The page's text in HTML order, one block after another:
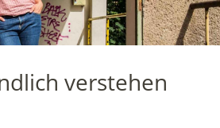
verstehen